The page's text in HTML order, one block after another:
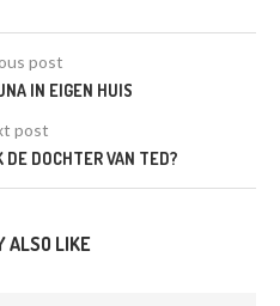
post
IN EIGEN HUIS
post
DE DOCHTER VAN TED?
ALSO LIKE